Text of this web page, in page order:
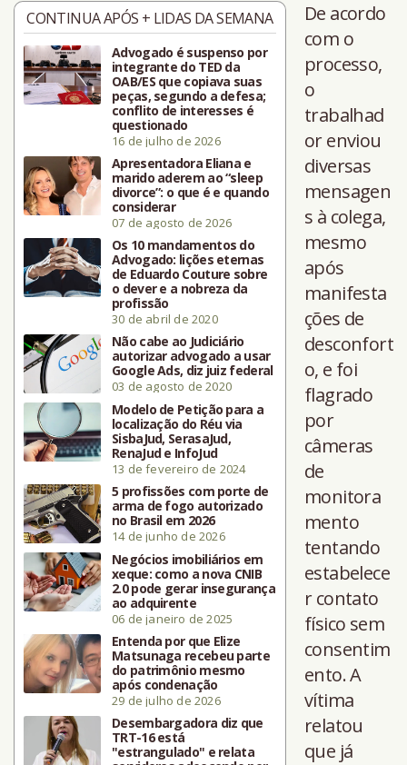
CONTINUA APÓS + LIDAS DA SEMANA
Advogado é suspenso por
integrante do TED da
OAB/ES que copiava suas
peças, segundo a defesa;
conflito de interesses é
questionado
16 de julho de 2026
Apresentadora Eliana e
marido aderem ao “sleep
divorce”: o que é e quando
considerar
07 de agosto de 2026
Os 10 mandamentos do
Advogado: lições eternas
de Eduardo Couture sobre
o dever e a nobreza da
profissão
30 de abril de 2020
Não cabe ao Judiciário
autorizar advogado a usar
Google Ads, diz juiz federal
03 de agosto de 2020
Modelo de Petição para a
localização do Réu via
SisbaJud, SerasaJud,
RenaJud e InfoJud
13 de fevereiro de 2024
5 profissões com porte de
arma de fogo autorizado
no Brasil em 2026
14 de junho de 2026
Negócios imobiliários em
xeque: como a nova CNIB
2.0 pode gerar insegurança
ao adquirente
06 de janeiro de 2025
Entenda por que Elize
Matsunaga recebeu parte
do patrimônio mesmo
após condenação
29 de julho de 2026
Desembargadora diz que
TRT-16 está
"estrangulado" e relata
De acordo
com o
processo,
o
trabalhad
or enviou
diversas
mensagen
s à colega,
mesmo
após
manifesta
ções de
desconfort
o, e foi
flagrado
por
câmeras
de
monitora
mento
tentando
estabelece
r contato
físico sem
consentim
ento. A
vítima
relatou
que já